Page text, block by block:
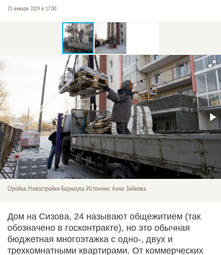
25 января 2019 в 17:00
Стройка. Новостройки Барнаула. Источник: Анна Зайкова.
Дом на Сизова, 24 называют общежитием (так
обозначено в госконтракте), но это обычная
бюджетная многоэтажка с одно-, двух и
трехкомнатными квартирами. От коммерческих